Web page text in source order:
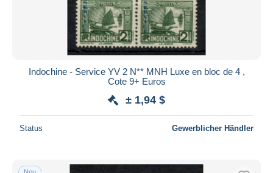
Indochine - Service YV 2 N** MNH Luxe en bloc de 4 ,
Cote 9+ Euros
± 1,94 $
Status Gewerblicher Händler